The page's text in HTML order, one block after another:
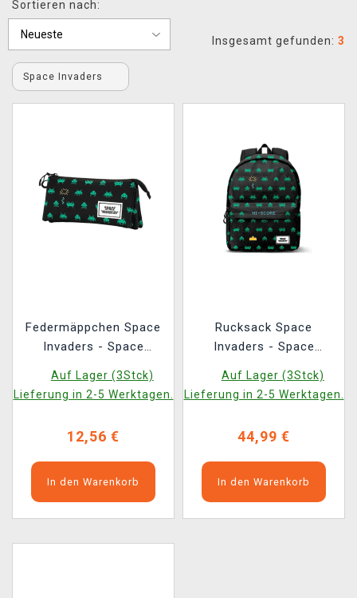
XZONE CLUB
Sortieren nach:
Insgesamt gefunden: 3
Space Invaders
Federmäppchen Space
Invaders - Space
Auf Lager (3Stck)
Lieferung in 2-5 Werktagen.
12,56 €
In den Warenkorb
Rucksack Space
Invaders - Space
Auf Lager (3Stck)
Lieferung in 2-5 Werktagen.
44,99 €
In den Warenkorb